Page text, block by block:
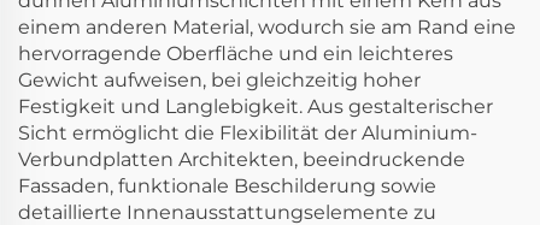
einem anderen Material, wodurch sie am Rand eine
hervorragende Oberfläche und ein leichteres
Gewicht aufweisen, bei gleichzeitig hoher
Festigkeit und Langlebigkeit. Aus gestalterischer
Sicht ermöglicht die Flexibilität der Aluminium-
Verbundplatten Architekten, beeindruckende
Fassaden, funktionale Beschilderung sowie
detaillierte Innenausstattungselemente zu